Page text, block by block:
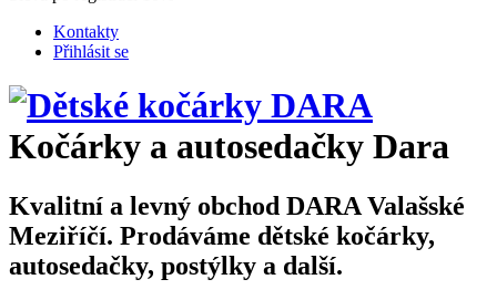
Kontakty
Přihlásit se
Kočárky a autosedačky Dara
Kvalitní a levný obchod DARA Valašské
Meziříčí. Prodáváme dětské kočárky,
autosedačky, postýlky a další.